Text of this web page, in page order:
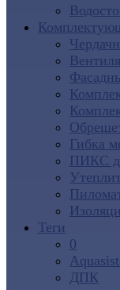
Гибка
ПИКС
Теги
0
ДПК